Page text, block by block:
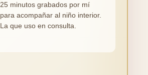
25 minutos grabados por mí
para acompañar al niño interior.
La que uso en consulta.